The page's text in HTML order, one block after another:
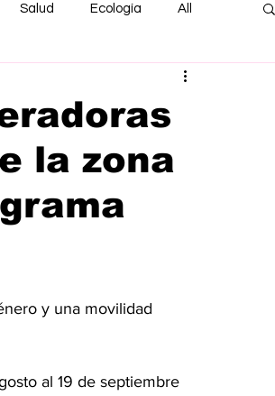
Salud Ecología All
la zona
y una movilidad
al 19 de septiembre